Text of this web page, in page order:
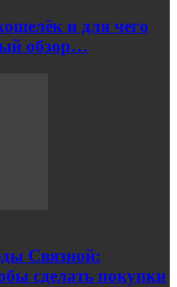
и для чего
обзор…
Связной:
сделать покупки